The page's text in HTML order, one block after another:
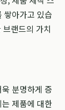
쌓아가고 있습
랜드의 가치
분명하게 증
제품에 대한